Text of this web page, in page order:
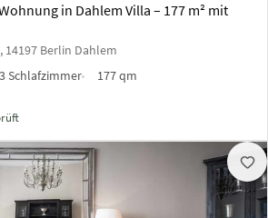
in Dahlem Villa – 177 m² mit
Berlin Dahlem
3 Schlafzimmer
177 qm